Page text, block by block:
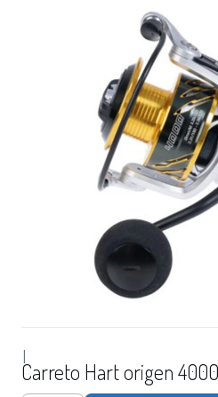
|
Carreto Hart origen 4000